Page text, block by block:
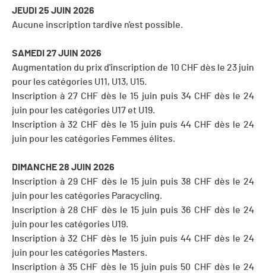
JEUDI 25 JUIN 2026
Aucune inscription tardive n'est possible.
SAMEDI 27 JUIN 2026
Augmentation du prix d'inscription de 10 CHF dès le 23 juin
pour les catégories U11, U13, U15.
Inscription à 27 CHF dès le 15 juin puis 34 CHF dès le 24
juin pour les catégories U17 et U19.
Inscription à 32 CHF dès le 15 juin puis 44 CHF dès le 24
juin pour les catégories Femmes élites.
DIMANCHE 28 JUIN 2026
Inscription à 29 CHF dès le 15 juin puis 38 CHF dès le 24
juin pour les catégories Paracycling.
Inscription à 28 CHF dès le 15 juin puis 36 CHF dès le 24
juin pour les catégories U19.
Inscription à 32 CHF dès le 15 juin puis 44 CHF dès le 24
juin pour les catégories Masters.
Inscription à 35 CHF dès le 15 juin puis 50 CHF dès le 24